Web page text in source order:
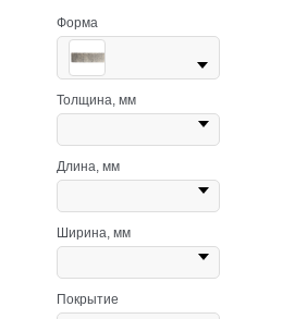
Форма
Толщина, мм
Длина, мм
Ширина, мм
Покрытие